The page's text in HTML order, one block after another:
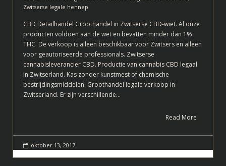
Zwitserse legale hennep
CBD Detailhandel Groothandel in Zwitserse CBD-wiet. Al onze
producten voldoen aan de wet en bevatten minder dan 1%
THC. De verkoop is alleen beschikbaar voor Zwitsers en alleen
voor geautoriseerde professionals. Zwitserse
cannabisleverancier CBD. Productie van cannabis CBD legaal
in Zwitserland. Kas zonder kunstmest of chemische
bestrijdingsmiddelen. Groothandel legale verkoop in
Zwitserland. Er zijn verschillende…
Read More
oktober 13, 2017